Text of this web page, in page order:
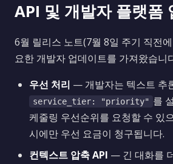
API 및 개발자 플랫폼
6월 릴리스 노트(7월 8일 주기 직전
요한 개발자 업데이트를 가져왔습니
우선 처리 — 개발자는 텍스트 추
service_tier: "priority" 를
케줄링 우선순위를 요청할 수 있
시에만 우선 요금이 청구됩니다.
컨텍스트 압축 API — 긴 대화를